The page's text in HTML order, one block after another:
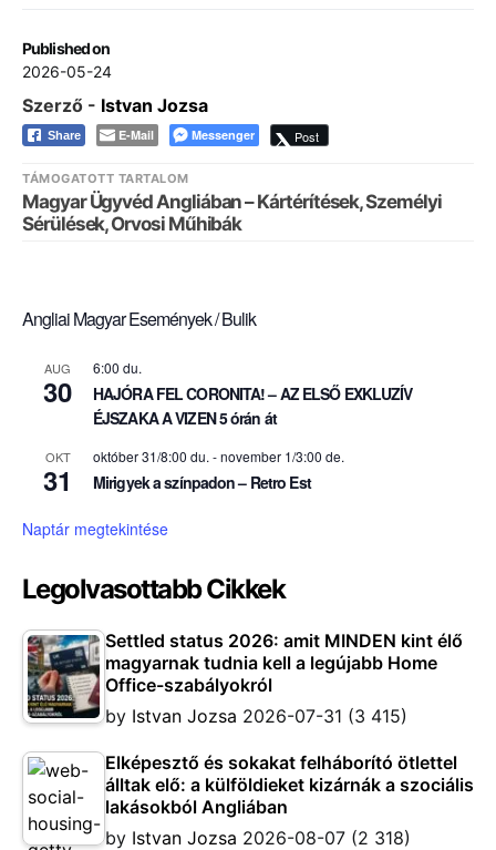
Published on
2026-05-24
Szerző - Istvan Jozsa
Share E-Mail Messenger Post
TÁMOGATOTT TARTALOM
Magyar Ügyvéd Angliában – Kártérítések, Személyi
Sérülések, Orvosi Műhibák
Angliai Magyar Események / Bulik
AUG
30
6:00 du.
HAJÓRA FEL CORONITA! – AZ ELSŐ EXKLUZÍV
ÉJSZAKA A VIZEN 5 órán át
OKT
31
október 31/8:00 du. -november 1/3:00 de.
Mirigyek a színpadon – Retro Est
Naptár megtekintése
Legolvasottabb Cikkek
Settled status 2026: amit MINDEN kint élő
magyarnak tudnia kell a legújabb Home
Office-szabályokról
by Istvan Jozsa 2026-07-31 (3 415)
Elképesztő és sokakat felháborító ötlettel
álltak elő: a külföldieket kizárnák a szociális
lakásokból Angliában
by Istvan Jozsa 2026-08-07 (2 318)